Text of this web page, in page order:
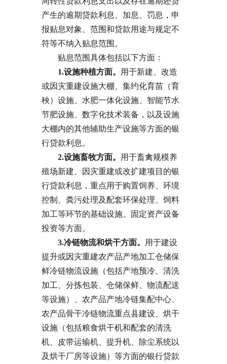
产生的逾期贷款利息、加息、罚息，申
报贴息对象、范围和贷款用途与规定不
符等不纳入贴息范围。
贴息范围具体包括以下方面：
1.设施种植方面。 用于新建、改造
或因灾重建设施大棚、集约化育苗（育
秧）设施、水肥一体化设施、智能节水
节肥设施、数字化技术装备，以及设施
大棚内的其他辅助生产设施等方面的银
行贷款利息。
2.设施畜牧方面。 用于畜禽规模养
殖场新建、因灾重建或改扩建项目的银
行贷款利息，重点用于购置饲养、环境
控制、粪污处理及配套环保处理、饲料
加工等环节的基础设施、固定资产设备
投资等方面。
3.冷链物流和烘干方面。 用于建设
提升或因灾重建农产品产地加工仓储保
鲜冷链物流设施（包括产地预冷、清洗
加工、分拣包装、仓储保鲜、物流配送
等设施）、农产品产地冷链集配中心、
农产品骨干冷链物流重点县建设、烘干
设施（包括粮食烘干机和配套的清洗
机、皮带运输机、提升机、除尘系统以
及烘干厂房等设施）等方面的银行贷款